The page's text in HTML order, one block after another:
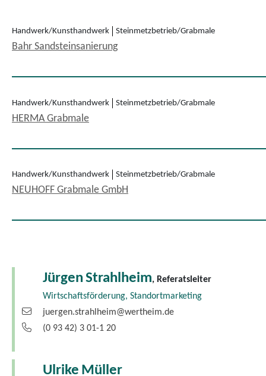
Handwerk/Kunsthandwerk Steinmetzbetrieb/Grabmale
Bahr Sandsteinsanierung
Handwerk/Kunsthandwerk Steinmetzbetrieb/Grabmale
HERMA Grabmale
Handwerk/Kunsthandwerk Steinmetzbetrieb/Grabmale
NEUHOFF Grabmale GmbH
JürgenStrahlheim, Referatsleiter
Wirtschaftsförderung, Standortmarketing
juergen.strahlheim@wertheim.de
(0 93 42) 3 01-1 20
Ulrike Müller